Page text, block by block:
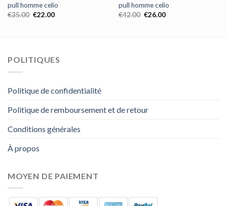
pull homme celio
€35.00 €22.00
pull homme celio
€42.00 €26.00
POLITIQUES
Politique de confidentialité
Politique de remboursement et de retour
Conditions générales
À propos
MOYEN DE PAIEMENT